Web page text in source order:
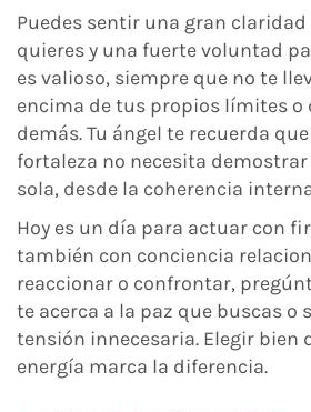
Puedes sentir una gran
quieres y una fuerte voluntad
es valioso, siempre que no te
encima de tus propios límites o
demás. Tu ángel te recuerda
fortaleza no necesita demostrar
sola, desde la coherencia
Hoy es un día para actuar con
también con conciencia
reaccionar o confrontar,
te acerca a la paz que buscas o
tensión innecesaria. Elegir bien
energía marca la diferencia.